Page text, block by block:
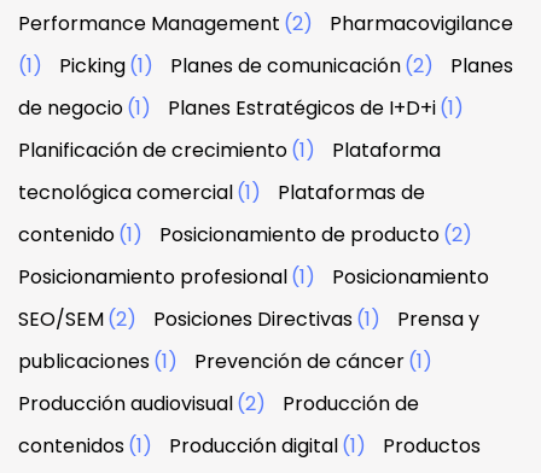
Performance Management (2)
Pharmacovigilance
(1)
Picking(1) Planes de comunicación(2)
Planes
de negocio(1) Planes Estratégicos de I+D+i(1)
Planificación de crecimiento(1)
Plataforma
tecnológica comercial(1)
Plataformas de
contenido(1) Posicionamiento de producto(2)
Posicionamiento profesional(1)
Posicionamiento
SEO/SEM(2) Posiciones Directivas(1)
Prensa y
publicaciones(1) Prevención de cáncer(1)
Producción audiovisual(2)
Producción de
contenidos(1) Producción digital(1)
Productos